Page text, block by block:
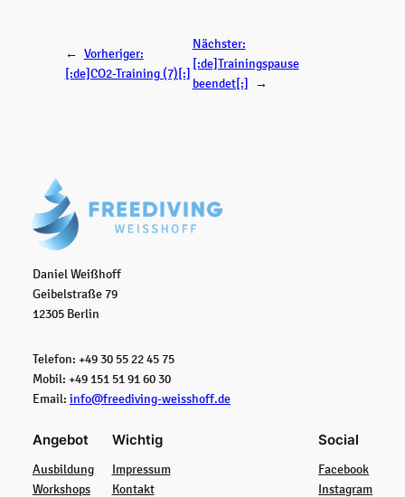
← Vorheriger:
[:de]CO2-Training (7)[:]
Nächster:
[:de]Trainingspause
beendet[:] →
Daniel Weißhoff
Geibelstraße 79
12305 Berlin
Telefon: +49 30 55 22 45 75
Mobil: +49 151 51 91 60 30
Email: info@freediving-weisshoff.de
Angebot
Ausbildung
Workshops
Wichtig
Impressum
Kontakt
Social
Facebook
Instagram